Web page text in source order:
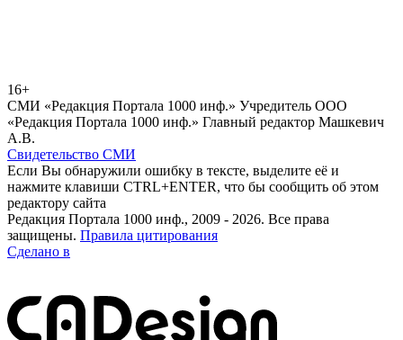
16+
СМИ «Редакция Портала 1000 инф.» Учредитель ООО
«Редакция Портала 1000 инф.» Главный редактор Машкевич
А.В.
Свидетельство СМИ
Если Вы обнаружили ошибку в тексте, выделите её и
нажмите клавиши CTRL+ENTER, что бы сообщить об этом
редактору сайта
Редакция Портала 1000 инф., 2009 - 2026. Все права
защищены. Правила цитирования
Сделано в